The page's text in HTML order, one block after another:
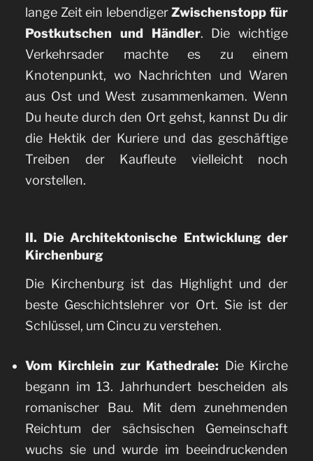
lange Zeit ein lebendigerZwischenstopp für
Postkutschen und Händler. Die wichtige
Verkehrsader machte es zu einem
Knotenpunkt, wo Nachrichten und Waren
aus Ost und West zusammenkamen. Wenn
Du heute durch den Ort gehst, kannst Du dir
die Hektik der Kuriere und das geschäftige
Treiben der Kaufleute vielleicht noch
vorstellen.
II. Die Architektonische Entwicklung der
Kirchenburg
Die Kirchenburg ist das Highlight und der
beste Geschichtslehrer vor Ort. Sie ist der
Schlüssel, um Cincu zu verstehen.
Vom Kirchlein zur Kathedrale: Die Kirche
begann im 13. Jahrhundert bescheiden als
romanischer Bau. Mit dem zunehmenden
Reichtum der sächsischen Gemeinschaft
wuchs sie und wurde im beeindruckenden